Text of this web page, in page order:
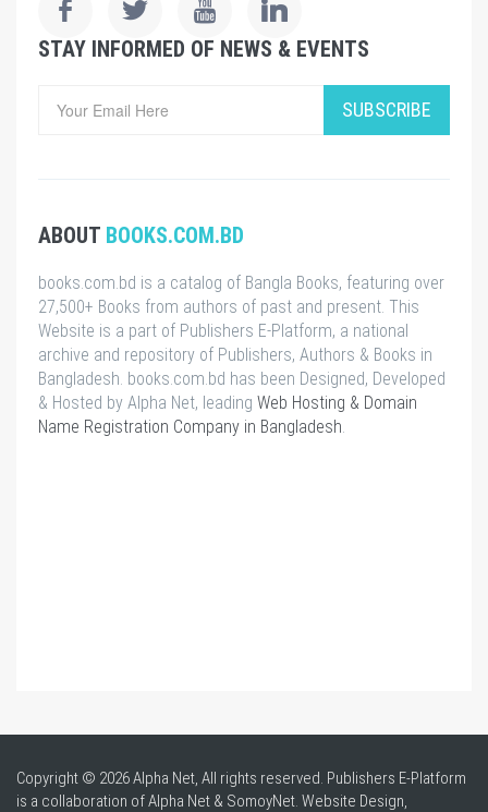
STAY INFORMED OF NEWS & EVENTS
SUBSCRIBE
ABOUT BOOKS.COM.BD
books.com.bd is a catalog of Bangla Books, featuring over
27,500+ Books from authors of past and present. This
Website is a part of Publishers E-Platform, a national
archive and repository of Publishers, Authors & Books in
Bangladesh. books.com.bd has been Designed, Developed
& Hosted by Alpha Net, leading Web Hosting & Domain
Name Registration Company in Bangladesh
Copyright © 2026 Alpha Net, All rights reserved. Publishers E-Platform
is a collaboration of Alpha Net & SomoyNet. Website Design,